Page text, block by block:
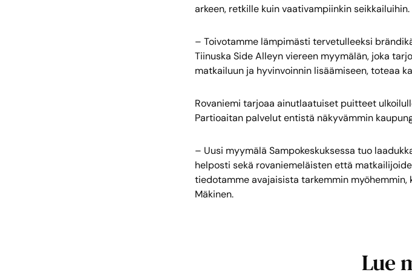
arkeen, retkille kuin vaativampiinkin seikkailuihin.
– Toivotamme lämpimästi tervetulleeksi
Tiinuska Side Alleyn viereen myymälän, joka
matkailuun ja hyvinvoinnin lisäämiseen, toteaa
Rovaniemi tarjoaa ainutlaatuiset puitteet
Partioaitan palvelut entistä näkyvämmin
– Uusi myymälä Sampokeskuksessa tuo
helposti sekä rovaniemeläisten että
tiedotamme avajaisista tarkemmin
Mäkinen.
Lue